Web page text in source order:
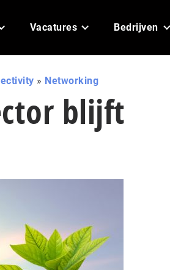
Vacatures Bedrijven
» Networking
blijft